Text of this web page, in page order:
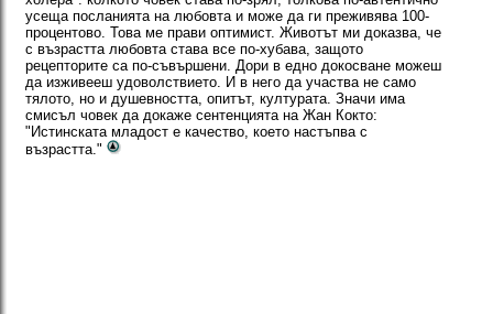
усеща посланията на любовта и може да ги преживява 100-
процентово. Това ме прави оптимист. Животът ми доказва, че
с възрастта любовта става все по-хубава, защото
рецепторите са по-съвършени. Дори в едно докосване можеш
да изживееш удоволствието. И в него да участва не само
тялото, но и душевността, опитът, културата. Значи има
смисъл човек да докаже сентенцията на Жан Кокто:
"Истинската младост е качество, което настъпва с
възрастта."